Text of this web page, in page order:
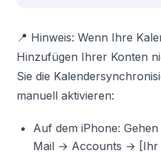
📍 Hinweis: Wenn Ihre
Hinzufügen Ihrer Konten
Sie die
manuell aktivieren:
Auf dem iPhone:
Mail → Accounts → [Ihr